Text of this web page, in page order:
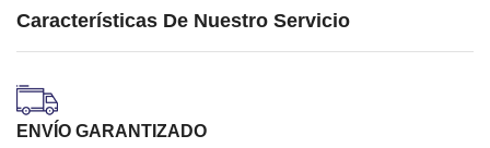
Características De Nuestro Servicio
ENVÍO GARANTIZADO